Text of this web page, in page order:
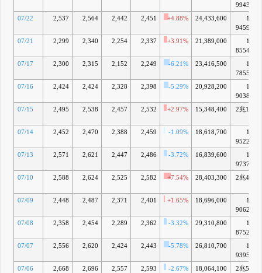
9943億
07/22
2,537 2,564 2,442 2,451 +4.88% 24,433,600
1兆
9459億
07/21
2,299 2,340 2,254 2,337 +3.91% 21,389,000
1兆
8554億
07/17
2,300 2,315 2,152 2,249 -6.21% 23,416,500
1兆
7855億
07/16
2,424 2,424 2,328 2,398 -5.29% 20,928,200
1兆
9038億
07/15
2,495 2,538 2,457 2,532 +2.97% 15,348,400
2兆102
07/14
2,452 2,470 2,388 2,459 -1.09% 18,618,700
1兆
9522億
07/13
2,571 2,621 2,447 2,486 -3.72% 16,839,600
1兆
9737億
07/10
2,588 2,624 2,525 2,582 +7.54% 28,403,300
2兆499
07/09
2,448 2,487 2,371 2,401 +1.65% 18,696,000
1兆
9062億
07/08
2,358 2,454 2,289 2,362 -3.32% 29,310,800
1兆
8752億
07/07
2,556 2,620 2,424 2,443 -5.78% 26,810,700
1兆
9395億
07/06
2,668 2,696 2,557 2,593 -2.67% 18,064,100
2兆586